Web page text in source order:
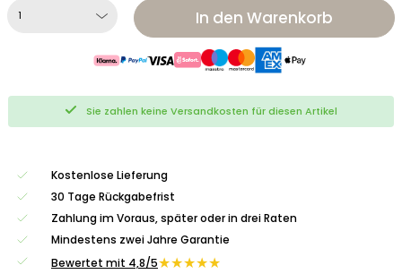
In den Warenkorb
Sie zahlen keine Versandkosten für diesen Artikel
Kostenlose Lieferung
30 Tage Rückgabefrist
Zahlung im Voraus, später oder in drei Raten
Mindestens zwei Jahre Garantie
Bewertet mit 4,8/5★★★★★